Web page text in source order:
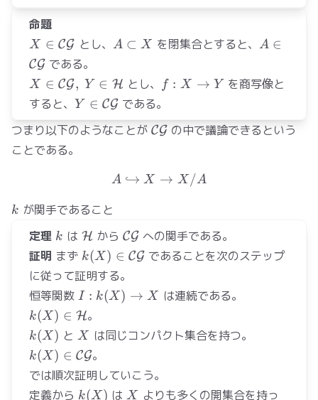
命題
X\in
\mathcal{CG}
X ∈ CG とし、
A\subset
A ⊂ X を閉集合とすると、 A ∈
CG である。
X\in
\mathcal{CG},\
Y\in\mathcal{H}
X ∈ CG, Y ∈ H とし、
f:X\to
f : X → Y を商写像と
すると、 Y\in
\mathcal{CG}
Y ∈ CG である。
つまり以下のようなことが \mathcal{CG}
CG の中で議論できるという
ことである。
A\hookrightarrow X \to
A ↪ X → X /A
k
k が関手であること
定理 k
k は \mathcal{H}
H から \mathcal{CG}
CG への関手である。
証明 まず k(X)\in
\mathcal{CG}
k(X ) ∈ CG であることを次のステップ
に従って証明する。
恒等関数 I:k(X)\to
X
I : k(X ) → X は連続である。
k(X)\in
\mathcal{H}
k(X ) ∈ H。
k(X)
k(X ) とX
X は同じコンパクト集合を持つ。
k(X)\in\mathcal{CG}
k(X ) ∈ CG。
では順次証明していこう。
定義から k(X)
k(X ) はX
X よりも多くの開集合を持っ